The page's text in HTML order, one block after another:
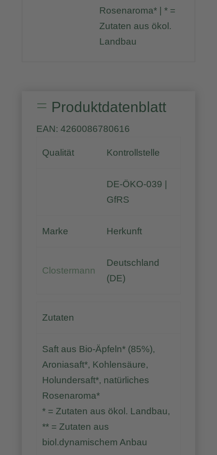
Rosenaroma* | * =
Zutaten aus ökol.
Landbau
= Produktdatenblatt
EAN: 4260086780616
Qualität Kontrollstelle
DE-ÖKO-039 |
GfRS
Marke Herkunft
Clostermann
Deutschland
(DE)
Zutaten
Saft aus Bio-Äpfeln* (85%),
Aroniasaft*, Kohlensäure,
Holundersaft*, natürliches
Rosenaroma*
* = Zutaten aus ökol. Landbau,
** = Zutaten aus
biol.dynamischem Anbau